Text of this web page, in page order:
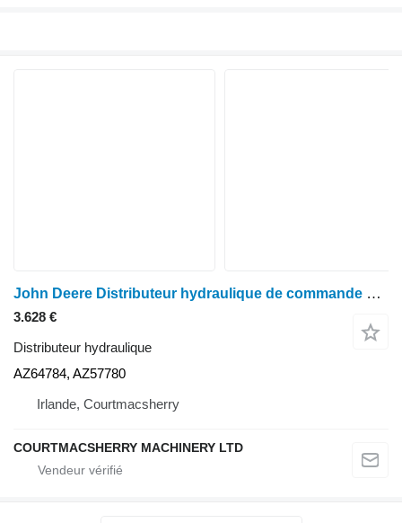
John Deere Distributeur hydraulique de commande de levage 3800 Az64784, Az57780 AZ64784, AZ57780 pour chargeur agricole
3.628 €
Distributeur hydraulique
AZ64784, AZ57780
Irlande, Courtmacsherry
COURTMACSHERRY MACHINERY LTD